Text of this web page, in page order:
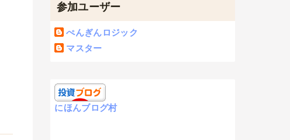
参加ユーザー
ぺんぎんロジック
マスター
にほんブログ村